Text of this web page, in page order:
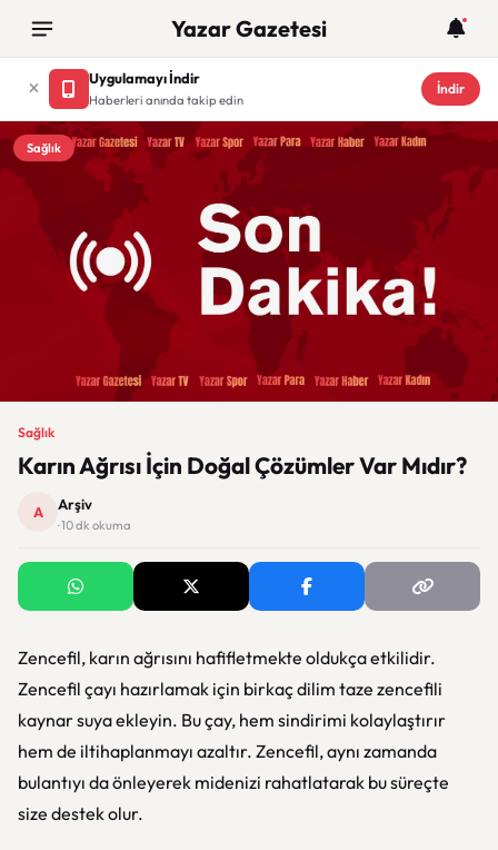
Yazar Gazetesi
Uygulamayı İndir
Haberleri anında takip edin
İndir
Sağlık
Sağlık
Karın Ağrısı İçin Doğal Çözümler Var Mıdır?
A Arşiv
· 10 dk okuma
Zencefil, karın ağrısını hafifletmekte oldukça etkilidir.
Zencefil çayı hazırlamak için birkaç dilim taze zencefili
kaynar suya ekleyin. Bu çay, hem sindirimi kolaylaştırır
hem de iltihaplanmayı azaltır. Zencefil, aynı zamanda
bulantıyı da önleyerek midenizi rahatlatarak bu süreçte
size destek olur.